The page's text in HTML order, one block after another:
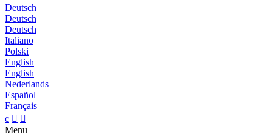
Deutsch
Deutsch
Deutsch
Italiano
Polski
English
English
Nederlands
Español
Français
c  
Menu